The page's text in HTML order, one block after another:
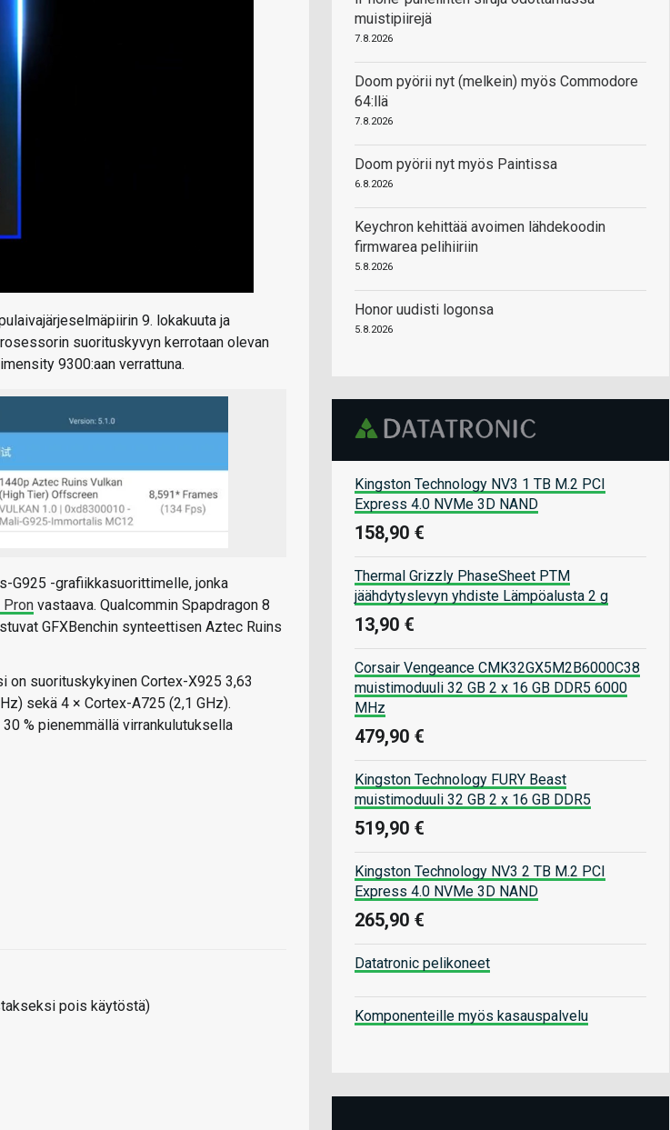
9. lokakuuta ja
suorituskyvyn kerrotaan olevan
9300:aan verrattuna.
G925 -grafiikkasuorittimelle, jonka
Pron vastaava. Qualcommin Spapdragon 8
GFXBenchin synteettisen Aztec Ruins
on suorituskykyinen Cortex-X925 3,63
sekä 4 × Cortex-A725 (2,1 GHz).
% pienemmällä virrankulutuksella
pois käytöstä)
muistipiirejä
7.8.2026
Doom pyörii nyt (melkein) myös Commodore
64:llä
7.8.2026
Doom pyörii nyt myös Paintissa
6.8.2026
Keychron kehittää avoimen lähdekoodin
firmwarea pelihiiriin
5.8.2026
Honor uudisti logonsa
5.8.2026
Kingston Technology NV3 1 TB M.2 PCI
Express 4.0 NVMe 3D NAND
158,90 €
Thermal Grizzly PhaseSheet PTM
jäähdytyslevyn yhdiste Lämpöalusta 2 g
13,90 €
Corsair Vengeance CMK32GX5M2B6000C38
muistimoduuli 32 GB 2 x 16 GB DDR5 6000
MHz
479,90 €
Kingston Technology FURY Beast
muistimoduuli 32 GB 2 x 16 GB DDR5
519,90 €
Kingston Technology NV3 2 TB M.2 PCI
Express 4.0 NVMe 3D NAND
265,90 €
Datatronic pelikoneet
Komponenteille myös kasauspalvelu